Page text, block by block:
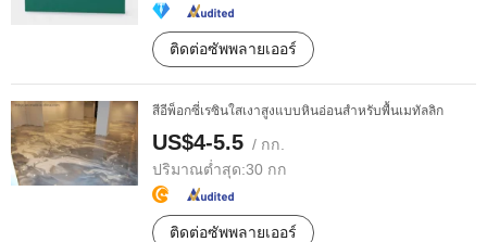
ติดต่อซัพพลายเออร์
สีอีพ็อกซี่เรซินใสเงาสูงแบบหินอ่อนสำหรับพื้นเมทัลลิก
US$4-5.5 / กก.
ปริมาณต่ำสุด:30 กก
ติดต่อซัพพลายเออร์